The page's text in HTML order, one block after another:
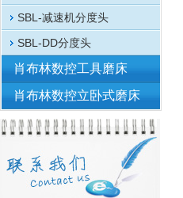
SBL-减速机分度头
SBL-DD分度头
肖布林数控工具磨床
肖布林数控立卧式磨床